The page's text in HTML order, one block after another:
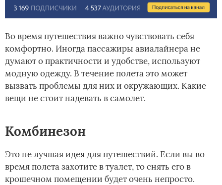
Во время путешествия важно чувствовать себя
комфортно. Иногда пассажиры авиалайнера не
думают о практичности и удобстве, используют
модную одежду. В течение полета это может
вызвать проблемы для них и окружающих. Какие
вещи не стоит надевать в самолет.
Комбинезон
Это не лучшая идея для путешествий. Если вы во
время полета захотите в туалет, то снять его в
крошечном помещении будет очень непросто.